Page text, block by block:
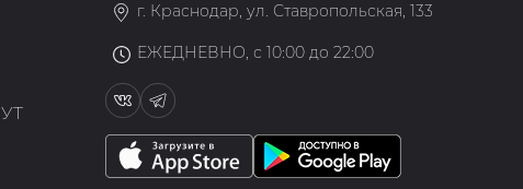
г. Краснодар, ул. Ставропольская, 133
ЕЖЕДНЕВНО, с 10:00 до 22:00